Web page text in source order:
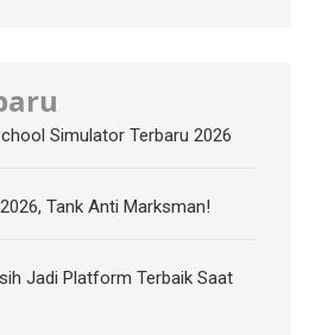
Simulator Terbaru 2026
Tank Anti Marksman!
Jadi Platform Terbaik Saat